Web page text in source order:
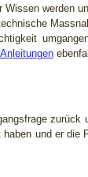
werden
Anleitungen
zurück
und er die